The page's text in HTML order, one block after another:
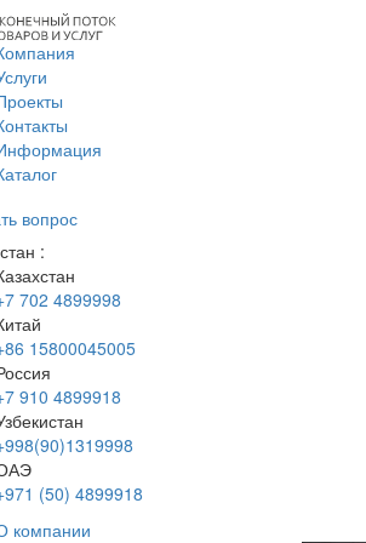
вопрос
:
702 4899998
15800045005
910 4899918
(50) 4899918
компании